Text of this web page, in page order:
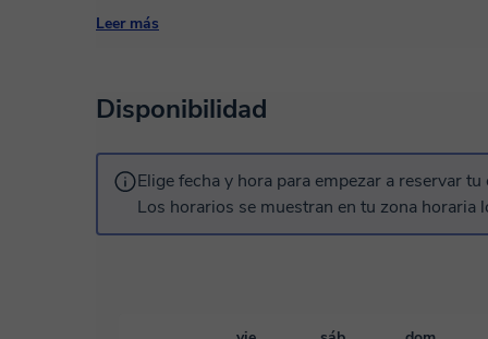
que la clase sea mas un tema de conversación
Leer más
Disponibilidad
Elige fecha y hora para empezar a reservar tu
Los horarios se muestran en tu zona horaria